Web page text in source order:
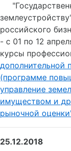
российского
- с 01 по 12
курсы
дополнительной
(программе
управление
имуществом и
рыночной
25.12.2018